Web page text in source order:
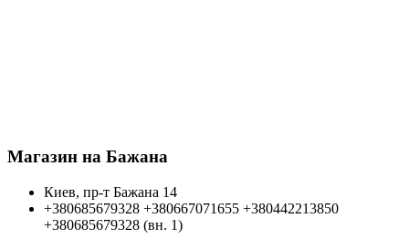
Магазин на Бажана
Киев, пр-т Бажана 14
+380685679328 +380667071655 +380442213850
+380685679328 (вн. 1)